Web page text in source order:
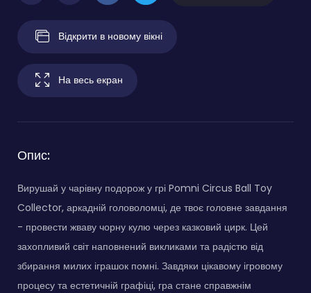
Відкрити в новому вікні
На весь екран
Опис:
Вирушай у чарівну подорож у грі Pomni Circus Ball Toy
Collector, аркадній головоломці, де твоє головне завдання
- провести жваву чорну кулю через казковий цирк. Цей
захопливий світ наповнений викликами та радістю від
збирання милих іграшок помні. Завдяки цікавому ігровому
процесу та естетичній графіці, гра стане справжнім